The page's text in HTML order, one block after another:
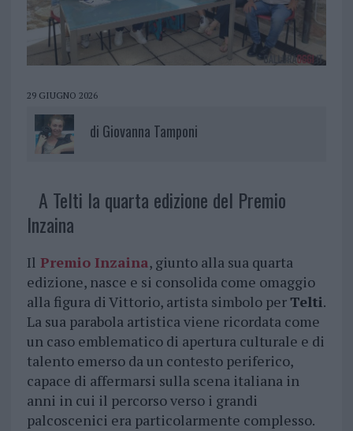
29 GIUGNO 2026
di Giovanna Tamponi
A Telti la quarta edizione del Premio
Inzaina
Il Premio Inzaina, giunto alla sua quarta
edizione, nasce e si consolida come omaggio
alla figura di Vittorio, artista simbolo perTelti.
La sua parabola artistica viene ricordata come
un caso emblematico di apertura culturale e di
talento emerso da un contesto periferico,
capace di affermarsi sulla scena italiana in
anni in cui il percorso verso i grandi
palcoscenici era particolarmente complesso.